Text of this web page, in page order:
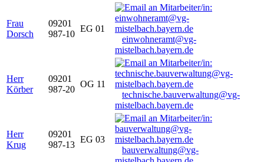
Frau
Dorsch
09201
987-10
EG 01
einwohneramt@vg-
mistelbach.bayern.de
Herr
Körber
09201
987-20
OG 11
technische.bauverwaltung@vg-
mistelbach.bayern.de
Herr
Krug
09201
987-13
EG 03
bauverwaltung@vg-